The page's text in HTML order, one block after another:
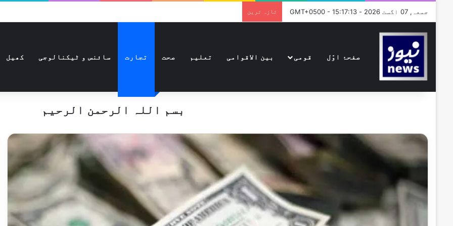
جمعہ, 07 اگست 2026 - GMT+0500 - 15:17:13 تازہ ترین
صفحۂ اوّل قومی بین الاقوامی تعلیم صحت تجارت سائنس و ٹیکنالوجی کھیل
بسم اللہ الرحمن الرحیم